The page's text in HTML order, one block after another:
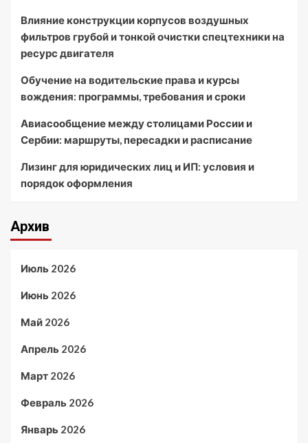
Влияние конструкции корпусов воздушных
фильтров грубой и тонкой очистки спецтехники на
ресурс двигателя
Обучение на водительские права и курсы
вождения: программы, требования и сроки
Авиасообщение между столицами России и
Сербии: маршруты, пересадки и расписание
Лизинг для юридических лиц и ИП: условия и
порядок оформления
Архив
Июль 2026
Июнь 2026
Май 2026
Апрель 2026
Март 2026
Февраль 2026
Январь 2026